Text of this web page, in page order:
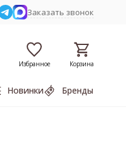
Заказать звонок
Избранное Корзина
Новинки Бренды